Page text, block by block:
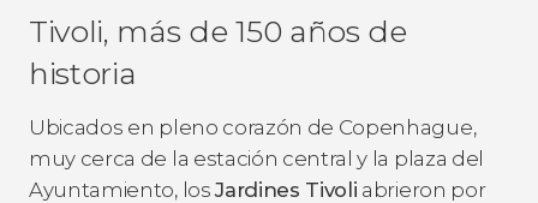
Tivoli, más de 150 años de
historia
Ubicados en pleno corazón de Copenhague,
muy cerca de la estación central y la plaza del
Ayuntamiento, losJardines Tivoli abrieron por